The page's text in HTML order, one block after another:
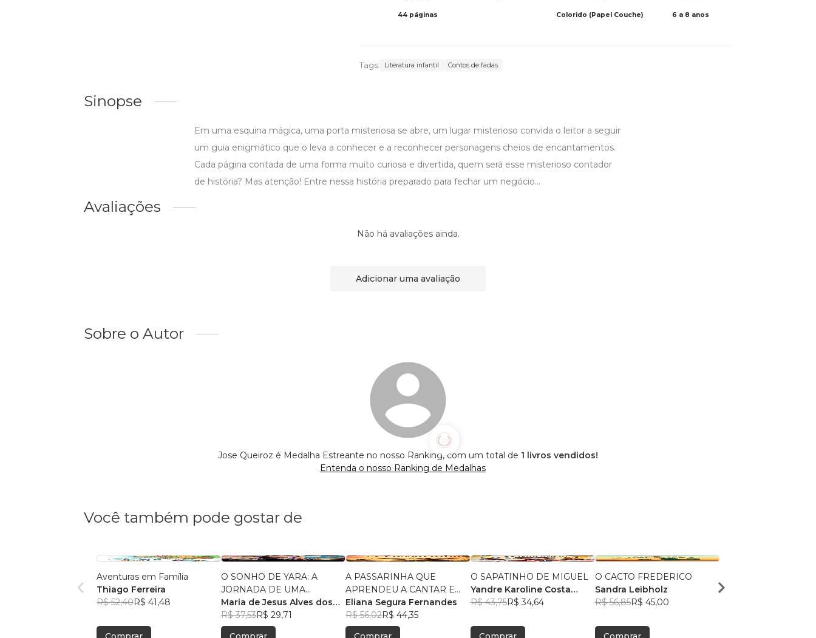
44 páginas Colorido (Papel Couche) 6 a 8 anos
Tags: Literatura infantil Contos de fadas
Sinopse
Em uma esquina mágica, uma porta misteriosa se abre, um lugar misterioso convida o leitor a seguir
um guia enigmático que o leva a conhecer e a reconhecer personagens cheios de encantamentos.
Cada página contada de uma forma muito curiosa e divertida, quem será esse misterioso contador
de história? Mas atenção! Entre nessa história preparado para fechar um negócio...
Avaliações
Não há avaliações ainda.
Adicionar uma avaliação
Sobre o Autor
Jose Queiroz é Medalha Estreante no nosso Ranking, com um total de 1 livros vendidos!
Entenda o nosso Ranking de Medalhas
Você também pode gostar de
Aventuras em Família
Thiago Ferreira
R$ 52,40R$ 41,48
O SONHO DE YARA: A
JORNADA DE UMA
MENINA INDÍGENA
Maria de Jesus Alves dos
Santos
R$ 37,53R$ 29,71
A PASSARINHA QUE
APRENDEU A CANTAR E
VOAR
Eliana Segura Fernandes
R$ 56,02R$ 44,35
O SAPATINHO DE MIGUEL
Yandre Karoline Costa
Mourão
R$ 43,75R$ 34,64
O CACTO FREDERICO
Sandra Leibholz
R$ 56,85R$ 45,00
Vitória Gomes